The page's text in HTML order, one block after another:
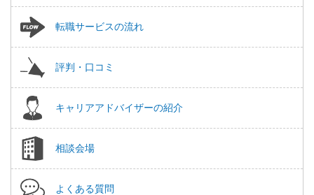
転職サービスの流れ
評判・口コミ
キャリアアドバイザーの紹介
相談会場
よくある質問